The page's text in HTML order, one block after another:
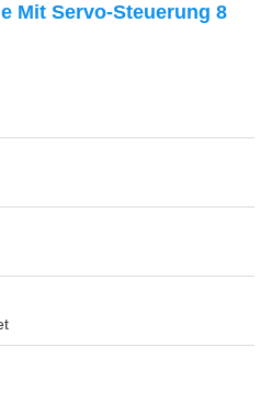
Mit Servo-Steuerung 8